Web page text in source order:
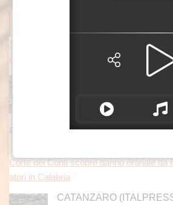
Scoperto danno erariale da 600 mila euro
uratori comunali e consortili in Calabria
L'indagine della Guardia di
gruppo imprenditoriale per
appalti offrendo ribassi d'asta
Corte dei Conti scopre danno erariale da
atori in Calabria
CATANZARO